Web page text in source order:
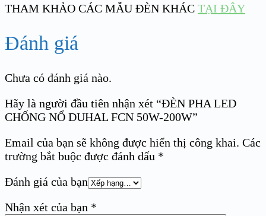
THAM KHẢO CÁC MẪU ĐÈN KHÁC TẠI ĐÂY
Đánh giá
Chưa có đánh giá nào.
Hãy là người đầu tiên nhận xét “ĐÈN PHA LED
CHỐNG NỔ DUHAL FCN 50W-200W”
Email của bạn sẽ không được hiển thị công khai. Các
trường bắt buộc được đánh dấu *
Đánh giá của bạn
Nhận xét của bạn *